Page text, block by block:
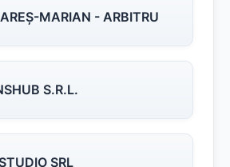
MARIAN - ARBITRU
S.R.L.
SRL